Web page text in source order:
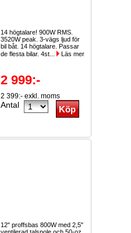
14 högtalare! 900W RMS.
3520W peak. 3-vägs ljud för
bil båt. 14 högtalare. Passar
de flesta bilar. 4st...
Läs mer
2 999:-
2 399:- exkl. moms
Antal
12" proffsbas 800W med 2,5"